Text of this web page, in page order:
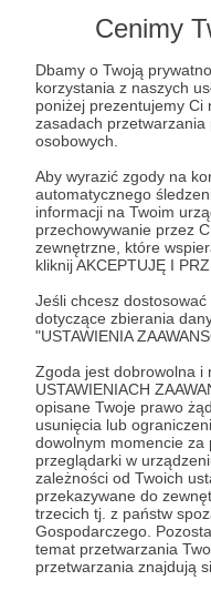
Cenimy
Dbamy o Twoją
korzystania z naszych
poniżej prezentujemy Ci
zasadach
osobowych.
Aby wyrazić zgody na
automatycznego
informacji na Twoim
przechowywanie przez
zewnętrzne, które
kliknij AKCEPTUJĘ I
Jeśli chcesz
dotyczące zbierania
"USTAWIENIA
Zgoda jest dobrowolna i
USTAWIENIACH
opisane Twoje prawo
usunięcia lub
dowolnym momencie za
przeglądarki w
zależności od Twoich
przekazywane do
trzecich tj. z państw
Gospodarczego.
temat przetwarzania
przetwarzania znajdują
Lista
Autor nie
Dołącz
Wesprzyj